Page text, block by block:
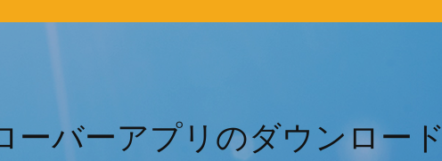
ーバーアプリのダウンロード